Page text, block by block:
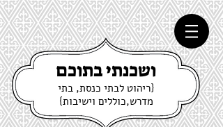
ושכנתי בתוכם
{ריהוט לבתי כנסת, בתי
מדרש,כוללים וישיבות}